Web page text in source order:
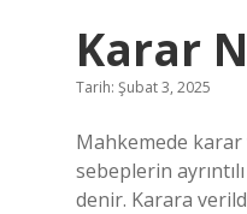
Karar
Tarih: Şubat 3, 2025
Mahkemede karar
sebeplerin
denir. Karara